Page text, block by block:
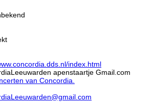
index.html
apenstaartje Gmail.com
van Concordia.